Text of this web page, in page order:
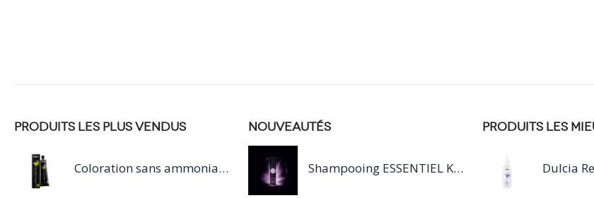
PRODUITS LES PLUS VENDUS
Coloration sans ammoniaque Inoa / 60ML
NOUVEAUTÉS
Shampooing ESSENTIEL KERATIN SILVER 250ML
PRODUITS LES